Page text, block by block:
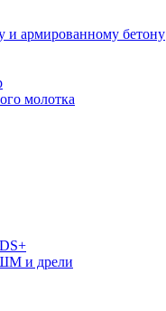
и армированному бетону
молотка
и дрели